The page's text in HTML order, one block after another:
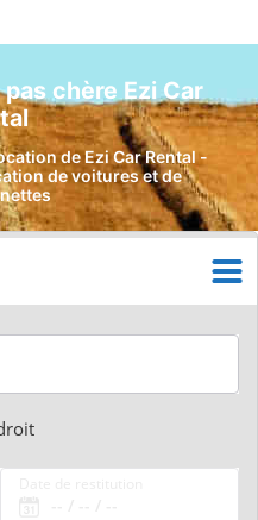
chère Ezi Car
de Ezi Car Rental -
de voitures et de